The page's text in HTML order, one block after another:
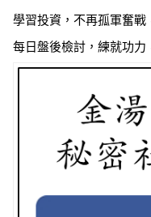
學習投資，不再孤軍奮
每日盤後檢討，練就功